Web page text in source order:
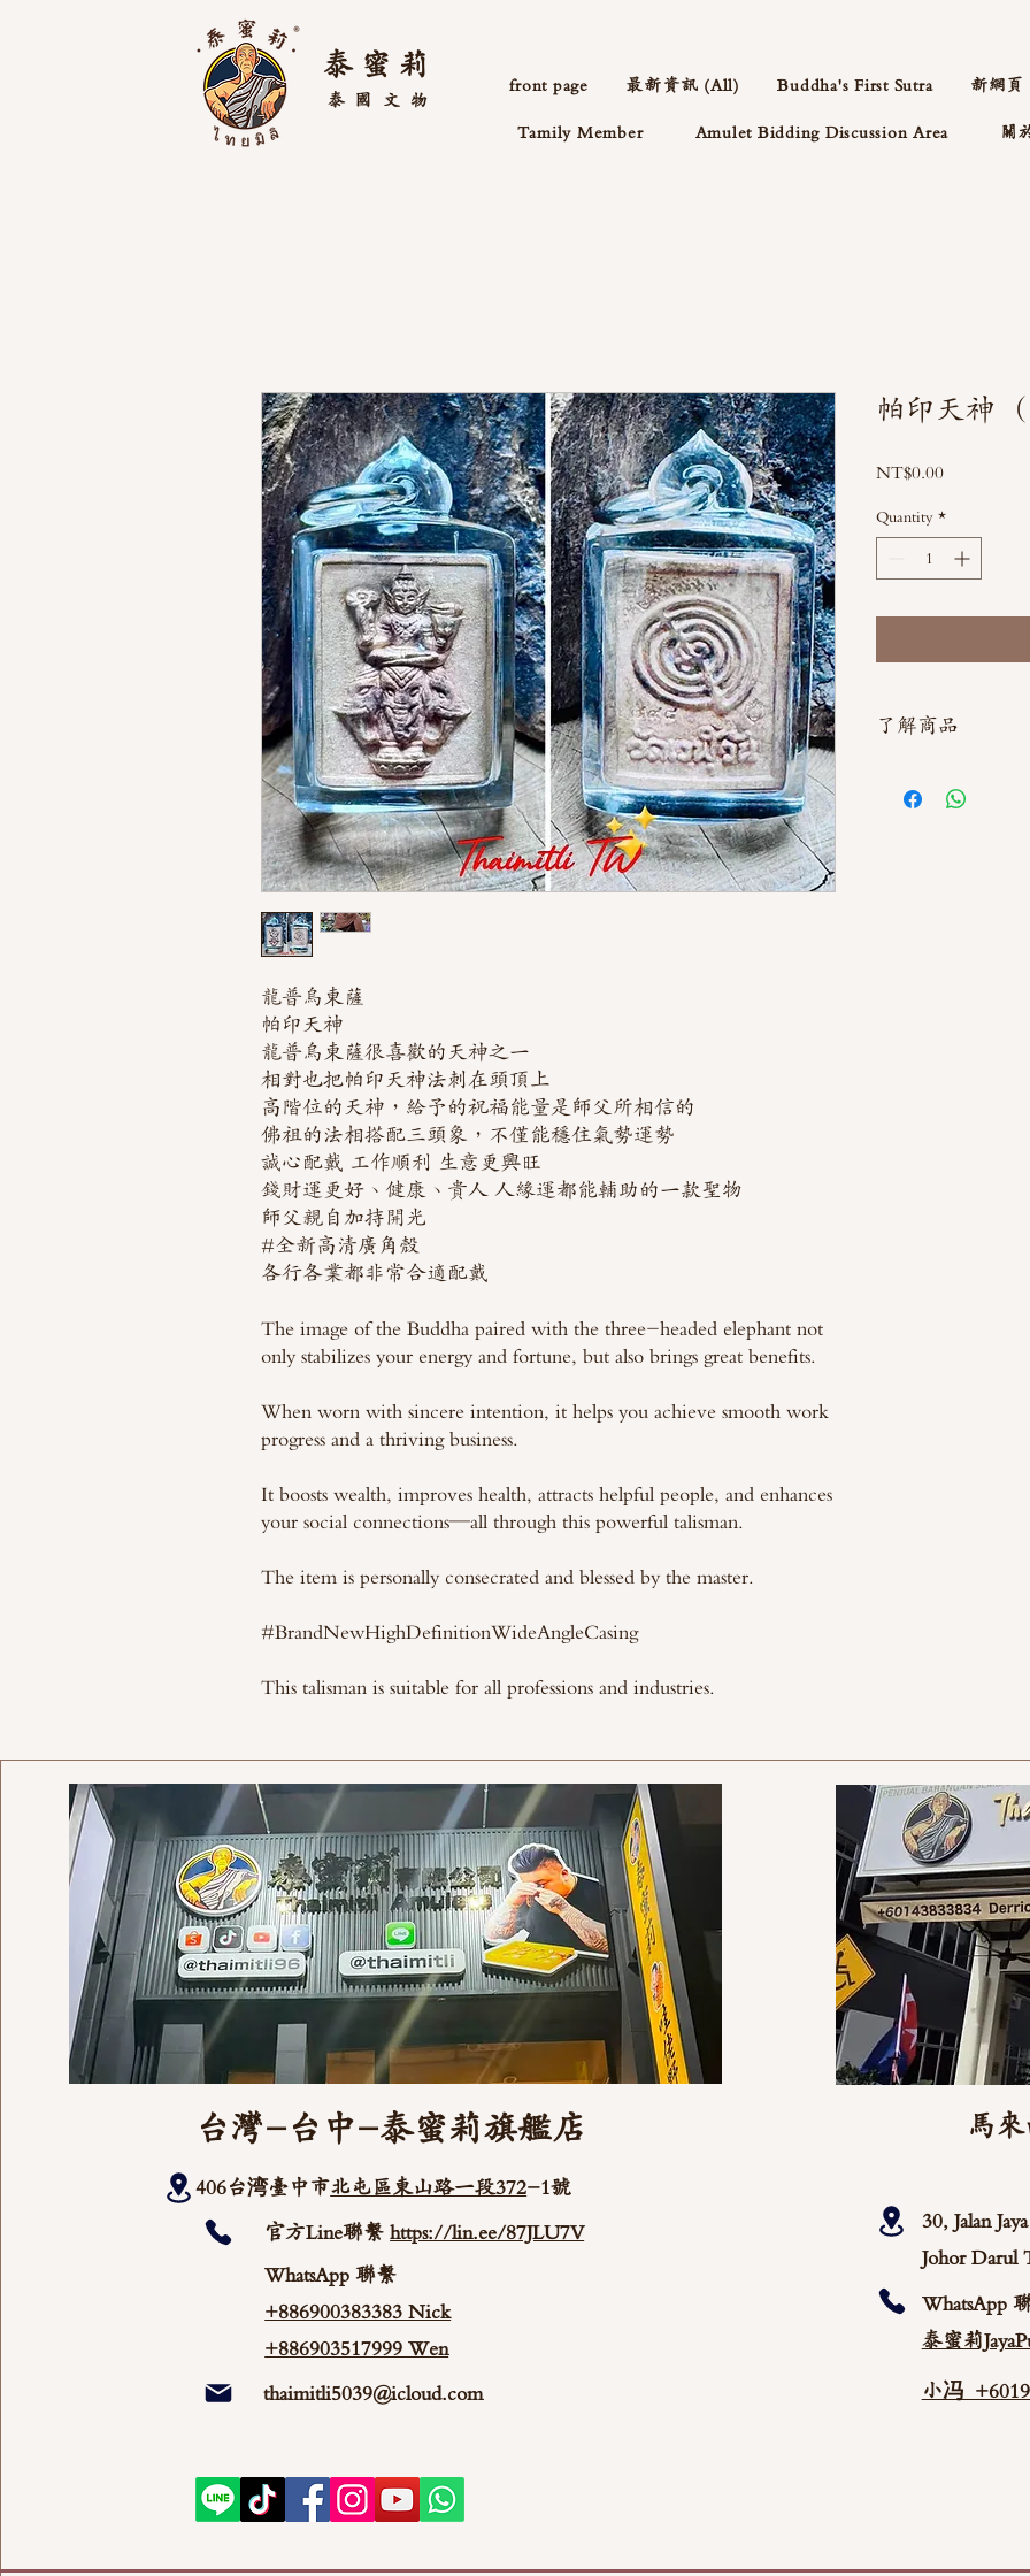
泰 蜜 莉
文物
泰國
front page 最新資訊 (All) Buddha's First Sutra 新網頁
Tamily Member Amulet Bidding Discussion Area 關
龍普烏東薩
帕印天神
龍普烏東薩很喜歡的天神之一
相對也把帕印天神法刺在頭頂上
高階位的天神，給予的祝福能量是師父所相信的
佛祖的法相搭配三頭象，不僅能穩住氣勢運勢
誠心配戴 工作順利 生意更興旺
錢財運更好、健康、貴人 人緣運都能輔助的一款聖物
師父親自加持開光
#全新高清廣角殼
各行各業都非常合適配戴
The image of the Buddha paired with the three-headed elephant not
only stabilizes your energy and fortune, but also brings great benefits.
When worn with sincere intention, it helps you achieve smooth work
progress and a thriving business.
It boosts wealth, improves health, attracts helpful people, and enhances
your social connections—all through this powerful talisman.
The item is personally consecrated and blessed by the master.
#BrandNewHighDefinitionWideAngleCasing
This talisman is suitable for all professions and industries.
帕印天神
NT$0.00Price
Quantity *
了解商品
台灣-台中-泰蜜莉旗艦店
406台湾臺中市北屯區東山路一段372-1號
官方Line聯繫https://lin.ee/87JLU7V
WhatsApp 聯繫
+886900383383 Nick
+886903517999 Wen
thaimitli5039@icloud.com
馬
30, Jalan
Johor Darul
WhatsApp
泰蜜莉
小冯